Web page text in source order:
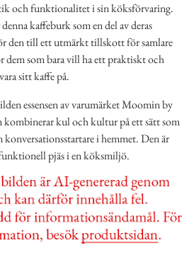
och funktionalitet i sin köksförvaring.
kaffeburk som en del av deras
den till ett utmärkt tillskott för samlare
dem som bara vill ha ett praktiskt och
sitt kaffe på.
essensen av varumärket Moomin by
kombinerar kul och kultur på ett sätt som
i hemmet. Den är
pjäs i en köksmiljö.